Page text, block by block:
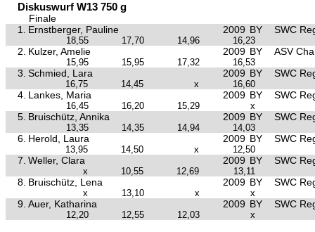
Diskuswurf W13 750 g
Finale
1.
Ernstberger, Pauline 2009 BY SWC
18,55 17,70 14,96 16,23
2. Kulzer, Amelie 2009 BY ASV
15,95 15,95 17,32 16,53
3. Schmied, Lara 2009 BY SWC
16,75 14,45 x 16,60
4. Lankes, Maria 2009 BY SWC
16,45 16,20 15,29 x
5. Bruischütz, Annika 2009 BY SWC
13,35 14,35 14,94 14,03
6. Herold, Laura 2009 BY SWC
13,95 14,50 x 12,50
7. Weller, Clara 2009 BY SWC
x 10,55 12,69 13,11
8. Bruischütz, Lena 2009 BY SWC
x 13,10 x x
9. Auer, Katharina 2009 BY SWC
12,20 12,55 12,03 x